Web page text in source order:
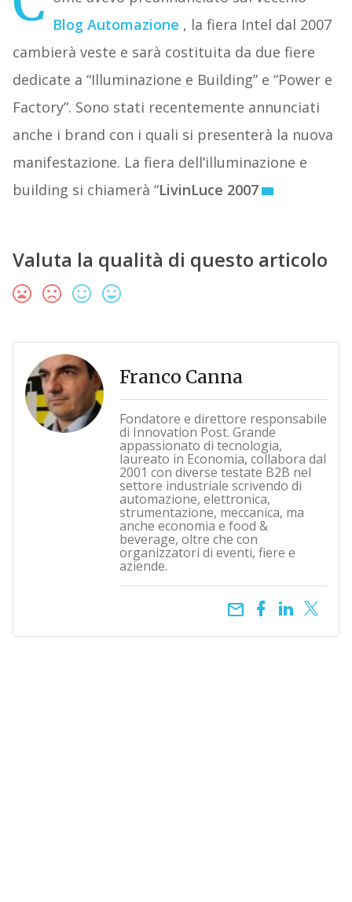
Blog Automazione , la fiera Intel dal 2007
cambierà veste e sarà costituita da due fiere
dedicate a “Illuminazione e Building” e “Power e
Factory”. Sono stati recentemente annunciati
anche i brand con i quali si presenterà la nuova
manifestazione. La fiera dell’illuminazione e
building si chiamerà “LivinLuce 2007
Valuta la qualità di questo articolo
Franco Canna
Fondatore e direttore responsabile
di Innovation Post. Grande
appassionato di tecnologia,
laureato in Economia, collabora dal
2001 con diverse testate B2B nel
settore industriale scrivendo di
automazione, elettronica,
strumentazione, meccanica, ma
anche economia e food &
beverage, oltre che con
organizzatori di eventi, fiere e
aziende.
email